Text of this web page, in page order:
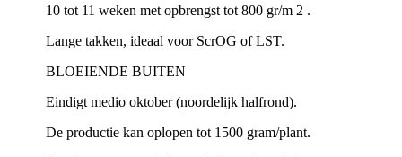
10 tot 11 weken met opbrengst tot 800 gr/m 2 .
Lange takken, ideaal voor ScrOG of LST.
BLOEIENDE BUITEN
Eindigt medio oktober (noordelijk halfrond).
De productie kan oplopen tot 1500 gram/plant.